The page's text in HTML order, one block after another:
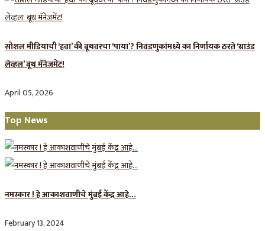
सोशल मीडियाची ‘हवा’ की बूथवरचा ‘पाया’? निवडणुकांमध्ये का निर्णायक ठरते ‘ग्राउंड
लेव्हल’ बूथ मॅनेजमेंट!
April 05, 2026
Top News
नमस्कार ! हे आकाशवाणीचे मुंबई केंद्र आहे…
February 13, 2024